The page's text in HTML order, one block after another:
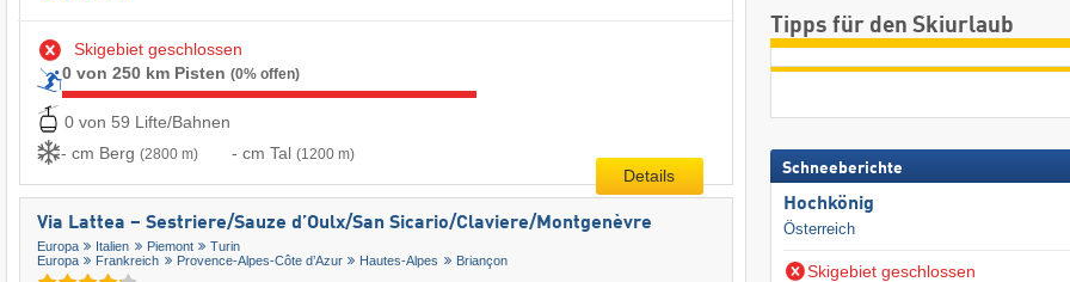
Skigebiet geschlossen
0 von 250 km Pisten (0% offen)
0 von 59 Lifte/Bahnen
- cm Berg (2800 m) - cm Tal (1200 m)
Details
Via Lattea – Sestriere/​Sauze d’Oulx/​San Sicario/​Claviere/​Montgenèvre
Europa Italien Piemont
Turin
Europa
Frankreich Provence-Alpes-Côte d’Azur Hautes-Alpes Briançon
Tipps für den Skiurlaub
Schneeberichte
Hochkönig
Österreich
Skigebiet geschlossen